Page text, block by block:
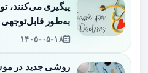
پیگیری می‌کنند،
به‌طور
۱۴۰۵-۰۵-۱۸
روشی جدید در